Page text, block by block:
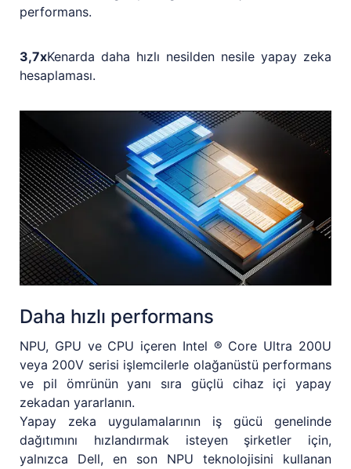
performans.
3,7xKenarda daha hızlı nesilden nesile yapay zeka
hesaplaması.
Daha hızlı performans
NPU, GPU ve CPU içeren Intel ® Core Ultra 200U
veya 200V serisi işlemcilerle olağanüstü performans
ve pil ömrünün yanı sıra güçlü cihaz içi yapay
zekadan yararlanın.
Yapay zeka uygulamalarının iş gücü genelinde
dağıtımını hızlandırmak isteyen şirketler için,
yalnızca Dell, en son NPU teknolojisini kullanan